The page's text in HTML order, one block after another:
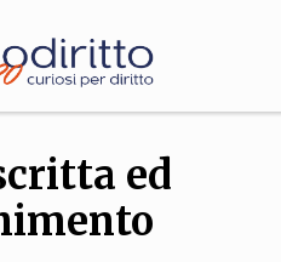
DIRITTO
ed